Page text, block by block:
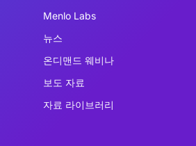
Menlo Labs
뉴스
온디맨드 웨비나
보도 자료
자료 라이브러리